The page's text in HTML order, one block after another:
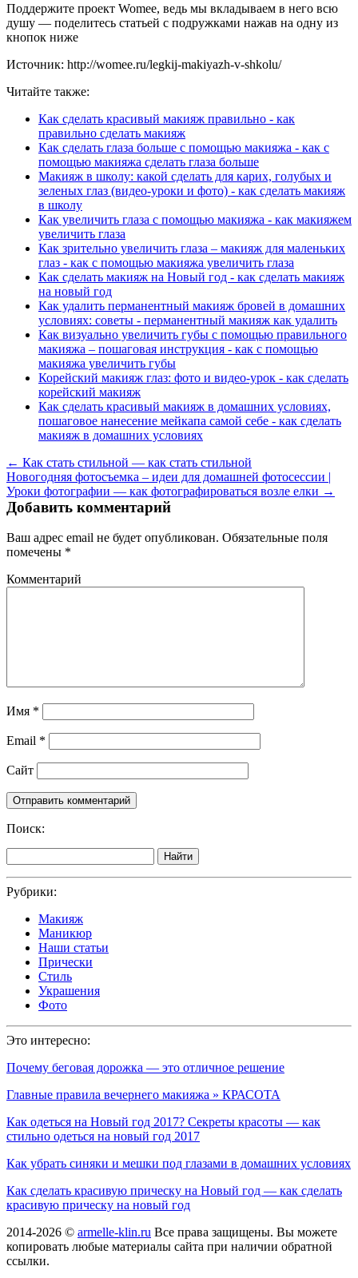
Поддержите проект Womee, ведь мы вкладываем в него всю
душу — поделитесь статьей с подружками нажав на одну из
кнопок ниже
Источник: http://womee.ru/legkij-makiyazh-v-shkolu/
Читайте также:
Как сделать красивый макияж правильно - как
правильно сделать макияж
Как сделать глаза больше с помощью макияжа - как с
помощью макияжа сделать глаза больше
Макияж в школу: какой сделать для карих, голубых и
зеленых глаз (видео-уроки и фото) - как сделать макияж
в школу
Как увеличить глаза с помощью макияжа - как макияжем
увеличить глаза
Как зрительно увеличить глаза – макияж для маленьких
глаз - как с помощью макияжа увеличить глаза
Как сделать макияж на Новый год - как сделать макияж
на новый год
Как удалить перманентный макияж бровей в домашних
условиях: советы - перманентный макияж как удалить
Как визуально увеличить губы с помощью правильного
макияжа – пошаговая инструкция - как с помощью
макияжа увеличить губы
Корейский макияж глаз: фото и видео-урок - как сделать
корейский макияж
Как сделать красивый макияж в домашних условиях,
пошаговое нанесение мейкапа самой себе - как сделать
макияж в домашних условиях
← Как стать стильной — как стать стильной
Новогодняя фотосъемка – идеи для домашней фотосессии |
Уроки фотографии — как фотографироваться возле елки →
Добавить комментарий
Ваш адрес email не будет опубликован. Обязательные поля
помечены *
Комментарий
Имя *
Email *
Сайт
Поиск:
Найти
Рубрики:
Макияж
Маникюр
Наши статьи
Прически
Стиль
Украшения
Фото
Это интересно:
Почему беговая дорожка — это отличное решение
Главные правила вечернего макияжа » КРАСОТА
Как одеться на Новый год 2017? Секреты красоты — как
стильно одеться на новый год 2017
Как убрать синяки и мешки под глазами в домашних условиях
Как сделать красивую прическу на Новый год — как сделать
красивую прическу на новый год
2014-2026 © armelle-klin.ru Все права защищены. Вы можете
копировать любые материалы сайта при наличии обратной
ссылки.